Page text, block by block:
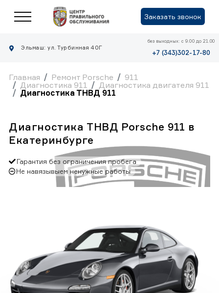
Заказать звонок
Эльмаш: ул. Турбинная 40Г
без выходных: с 9.00 до 21.00
+7 (343)302-17-80
Главная Ремонт Porsche
911
Диагностика 911
Диагностика двигателя 911
Диагностика ТНВД 911
Диагностика ТНВД Porsche 911 в
Екатеринбурге
Гарантия без ограничения пробега
Не навязывыем ненужные работы